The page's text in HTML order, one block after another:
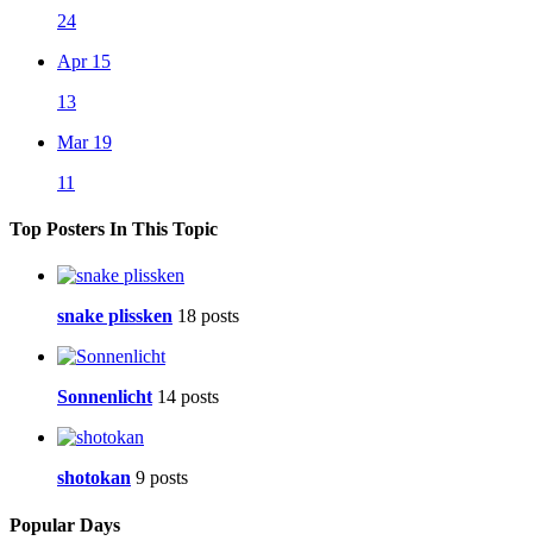
24
Apr 15
13
Mar 19
11
Top Posters In This Topic
snake plissken 18 posts
Sonnenlicht 14 posts
shotokan 9 posts
Popular Days